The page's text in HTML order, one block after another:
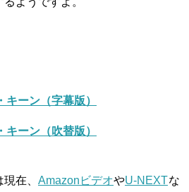
ーン（字幕版）
ーン（吹替版）
在、 AmazonビデオやU-NEXTな